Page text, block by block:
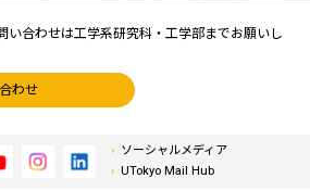
い合わせは工学系研究科・工学部までお願いし
わせ
ソーシャルメディア
UTokyo Mail Hub